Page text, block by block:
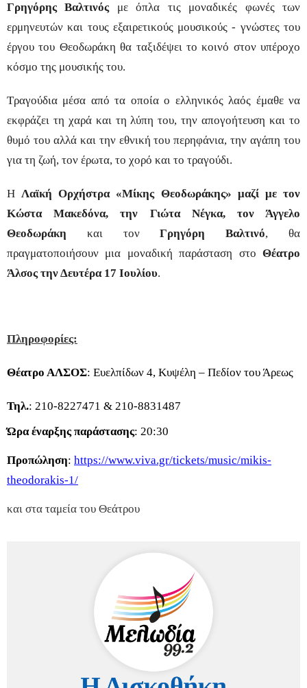
Γρηγόρης Βαλτινός με όπλα τις μοναδικές φωνές των
ερμηνευτών και τους εξαιρετικούς μουσικούς - γνώστες του
έργου του Θεοδωράκη θα ταξιδέψει το κοινό στον υπέροχο
κόσμο της μουσικής του.
Τραγούδια μέσα από τα οποία ο ελληνικός λαός έμαθε να
εκφράζει τη χαρά και τη λύπη του, την απογοήτευση και το
θυμό του αλλά και την εθνική του περηφάνια, την αγάπη του
για τη ζωή, τον έρωτα, το χορό και το τραγούδι.
ΗΛαϊκή Ορχήστρα «Μίκης Θεοδωράκης» μαζί με τον
Κώστα Μακεδόνα, την Γιώτα Νέγκα, τον Άγγελο
Θεοδωράκη και τονΓρηγόρη Βαλτινό, θα
πραγματοποιήσουν μια μοναδική παράσταση στο Θέατρο
Άλσος την Δευτέρα 17 Ιουλίου.
Πληροφορίες:
Θέατρο ΑΛΣΟΣ: Ευελπίδων 4, Κυψέλη – Πεδίον του Άρεως
Τηλ.: 210-8227471 & 210-8831487
Ώρα έναρξης παράστασης: 20:30
Προπώληση: https://www.viva.gr/tickets/music/mikis-
theodorakis-1/
και στα ταμεία του Θεάτρου